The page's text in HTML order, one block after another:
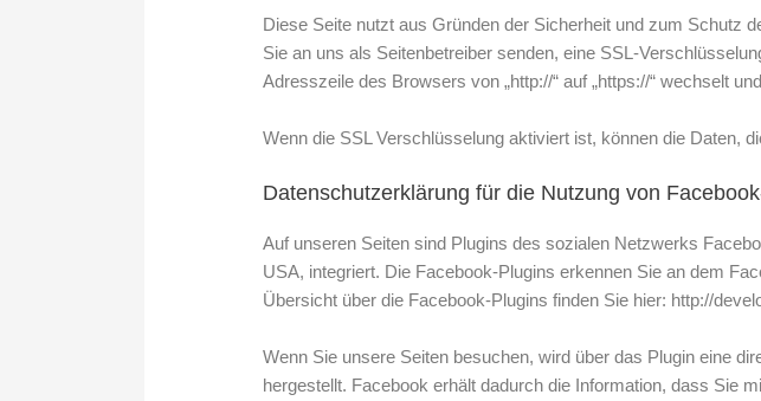
Diese Seite nutzt aus Gründen der Sicherheit und zum Schutz
Sie an uns als Seitenbetreiber senden, eine SSL-
Adresszeile des Browsers von „http://“ auf „https://“ wechselt
Wenn die SSL Verschlüsselung aktiviert ist, können die Daten,
Datenschutzerklärung für die Nutzung von
Auf unseren Seiten sind Plugins des sozialen Netzwerks
USA, integriert. Die Facebook-Plugins erkennen Sie an dem
Übersicht über die Facebook-Plugins finden Sie hier: http://
Wenn Sie unsere Seiten besuchen, wird über das Plugin eine
hergestellt. Facebook erhält dadurch die Information, dass Sie